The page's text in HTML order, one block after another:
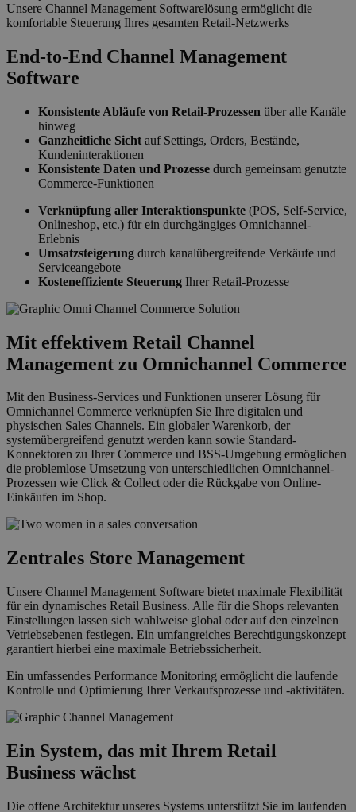
grafik_channel_management_2019.png
Unsere Channel Management Softwarelösung ermöglicht die
komfortable Steuerung Ihres gesamten Retail-Netzwerks
End-to-End Channel Management
Software
Konsistente Abläufe von Retail-Prozessen über alle Kanäle
hinweg
Ganzheitliche Sicht auf Settings, Orders, Bestände,
Kundeninteraktionen
Konsistente Daten und Prozesse durch gemeinsam genutzte
Commerce-Funktionen
Verknüpfung aller Interaktionspunkte (POS, Self-Service,
Onlineshop, etc.) für ein durchgängiges Omnichannel-
Erlebnis
Umsatzsteigerung durch kanalübergreifende Verkäufe und
Serviceangebote
Kosteneffiziente Steuerung Ihrer Retail-Prozesse
Mit effektivem Retail Channel
Management zu Omnichannel Commerce
Mit den Business-Services und Funktionen unserer Lösung für
Omnichannel Commerce verknüpfen Sie Ihre digitalen und
physischen Sales Channels. Ein globaler Warenkorb, der
systemübergreifend genutzt werden kann sowie Standard-
Konnektoren zu Ihrer Commerce und BSS-Umgebung ermöglichen
die problemlose Umsetzung von unterschiedlichen Omnichannel-
Prozessen wie Click & Collect oder die Rückgabe von Online-
Einkäufen im Shop.
Zentrales Store Management
Unsere Channel Management Software bietet maximale Flexibilität
für ein dynamisches Retail Business. Alle für die Shops relevanten
Einstellungen lassen sich wahlweise global oder auf den einzelnen
Vetriebsebenen festlegen. Ein umfangreiches Berechtigungskonzept
garantiert hierbei eine maximale Betriebssicherheit.
Ein umfassendes Performance Monitoring ermöglicht die laufende
Kontrolle und Optimierung Ihrer Verkaufsprozesse und -aktivitäten.
Ein System, das mit Ihrem Retail
Business wächst
Die offene Architektur unseres Systems unterstützt Sie im laufenden